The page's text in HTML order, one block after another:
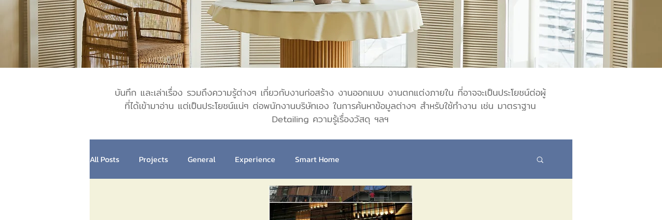
บันทึก และเล่าเรื่อง รวมถึงความรู้ต่างๆ เกี่ยวกับงานก่อสร้าง งานออกแบบ งานตกแต่งภายใน ที่อาจจะเป็นประโยชน์ต่อผู้
ที่ได้เข้ามาอ่าน แต่เป็นประโยชน์แน่ๆ ต่อพนักงานบริษัทเอง ในการค้นหาข้อมูลต่างๆ สำหรับใช้ทำงาน เช่น มาตราฐาน
Detailing ความรู้เรื่องวัสดุ ฯลฯ
All Posts Projects General Experience Smart Home